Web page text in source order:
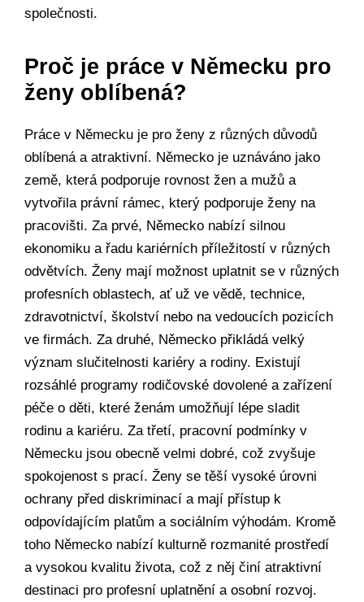
společnosti.
Proč je práce v Německu pro
ženy oblíbená?
Práce v Německu je pro ženy z různých důvodů
oblíbená a atraktivní. Německo je uznáváno jako
země, která podporuje rovnost žen a mužů a
vytvořila právní rámec, který podporuje ženy na
pracovišti. Za prvé, Německo nabízí silnou
ekonomiku a řadu kariérních příležitostí v různých
odvětvích. Ženy mají možnost uplatnit se v různých
profesních oblastech, ať už ve vědě, technice,
zdravotnictví, školství nebo na vedoucích pozicích
ve firmách. Za druhé, Německo přikládá velký
význam slučitelnosti kariéry a rodiny. Existují
rozsáhlé programy rodičovské dovolené a zařízení
péče o děti, které ženám umožňují lépe sladit
rodinu a kariéru. Za třetí, pracovní podmínky v
Německu jsou obecně velmi dobré, což zvyšuje
spokojenost s prací. Ženy se těší vysoké úrovni
ochrany před diskriminací a mají přístup k
odpovídajícím platům a sociálním výhodám. Kromě
toho Německo nabízí kulturně rozmanité prostředí
a vysokou kvalitu života, což z něj činí atraktivní
destinaci pro profesní uplatnění a osobní rozvoj.